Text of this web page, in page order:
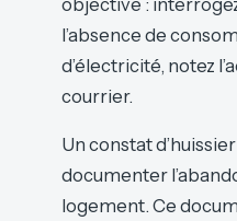
l’absence de
d’électricité, notez
courrier.
Un constat
documenter
logement. Ce